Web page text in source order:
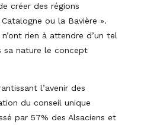
créer des régions
ou la Bavière ».
rien à attendre d’un tel
sa nature le concept
l’avenir des
du conseil unique
par 57% des Alsaciens et